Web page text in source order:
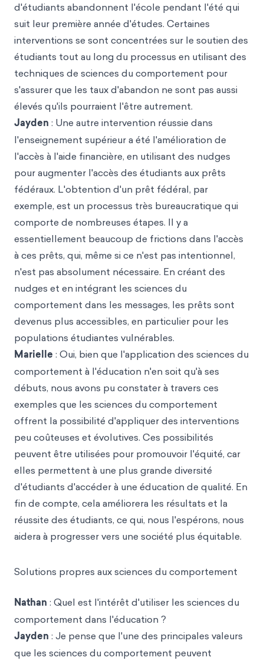
d'étudiants abandonnent l'école pendant l'été qui
suit leur première année d'études. Certaines
interventions se sont concentrées sur le soutien des
étudiants tout au long du processus en utilisant des
techniques de sciences du comportement pour
s'assurer que les taux d'abandon ne sont pas aussi
élevés qu'ils pourraient l'être autrement.
Jayden : Une autre intervention réussie dans
l'enseignement supérieur a été l'amélioration de
l'accès à l'aide financière, en utilisant des nudges
pour augmenter l'accès des étudiants aux prêts
fédéraux. L'obtention d'un prêt fédéral, par
exemple, est un processus très bureaucratique qui
comporte de nombreuses étapes. Il y a
essentiellement beaucoup de frictions dans l'accès
à ces prêts, qui, même si ce n'est pas intentionnel,
n'est pas absolument nécessaire. En créant des
nudges et en intégrant les sciences du
comportement dans les messages, les prêts sont
devenus plus accessibles, en particulier pour les
populations étudiantes vulnérables.
Marielle : Oui, bien que l'application des sciences du
comportement à l'éducation n'en soit qu'à ses
débuts, nous avons pu constater à travers ces
exemples que les sciences du comportement
offrent la possibilité d'appliquer des interventions
peu coûteuses et évolutives. Ces possibilités
peuvent être utilisées pour promouvoir l'équité, car
elles permettent à une plus grande diversité
d'étudiants d'accéder à une éducation de qualité. En
fin de compte, cela améliorera les résultats et la
réussite des étudiants, ce qui, nous l'espérons, nous
aidera à progresser vers une société plus équitable.
Solutions propres aux sciences du comportement
Nathan : Quel est l'intérêt d'utiliser les sciences du
comportement dans l'éducation ?
Jayden : Je pense que l'une des principales valeurs
que les sciences du comportement peuvent